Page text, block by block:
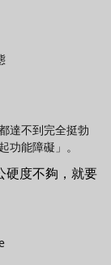
達不到完全挺勃
功能障礙」。
硬度不夠，就要